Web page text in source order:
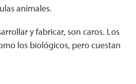
animales.
y fabricar, son caros. Los
los biológicos, pero cuestan